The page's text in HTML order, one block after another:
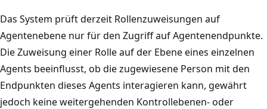
Das System prüft derzeit Rollenzuweisungen auf
Agentenebene nur für den Zugriff auf Agentenendpunkte.
Die Zuweisung einer Rolle auf der Ebene eines einzelnen
Agents beeinflusst, ob die zugewiesene Person mit den
Endpunkten dieses Agents interagieren kann, gewährt
jedoch keine weitergehenden Kontrollebenen- oder